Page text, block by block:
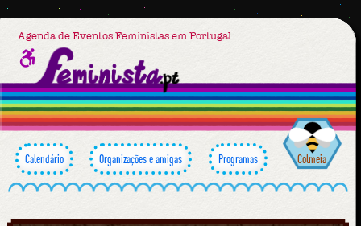
Agenda de Eventos Feministas em Portugal
Calendário Organizações e amigas Programas Colmeia